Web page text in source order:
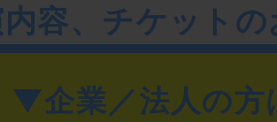
容、チケット
▼企業／法人の方